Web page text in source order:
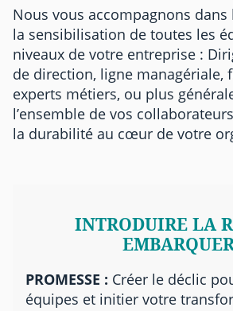
Nous vous accompagnons
la sensibilisation de toutes les
niveaux de votre entreprise :
de direction, ligne managériale,
experts métiers, ou plus
l’ensemble de vos
la durabilité au cœur de votre
INTRODUIRE LA
PROMESSE : Créer le déclic
équipes et initier votre